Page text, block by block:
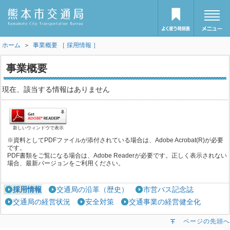
ホーム ＞事業概要 ［ 採用情報 ］
事業概要
現在、該当する情報はありません
新しいウィンドウで表示
※資料としてPDFファイルが添付されている場合は、Adobe Acrobat(R)が必要
です。
PDF書類をご覧になる場合は、Adobe Readerが必要です。正しく表示されない
場合、最新バージョンをご利用ください。
採用情報 交通局の沿革（歴史）
市営バス記念誌
交通局の経営状況
安全対策 交通事業の経営健全化
ページの先頭へ